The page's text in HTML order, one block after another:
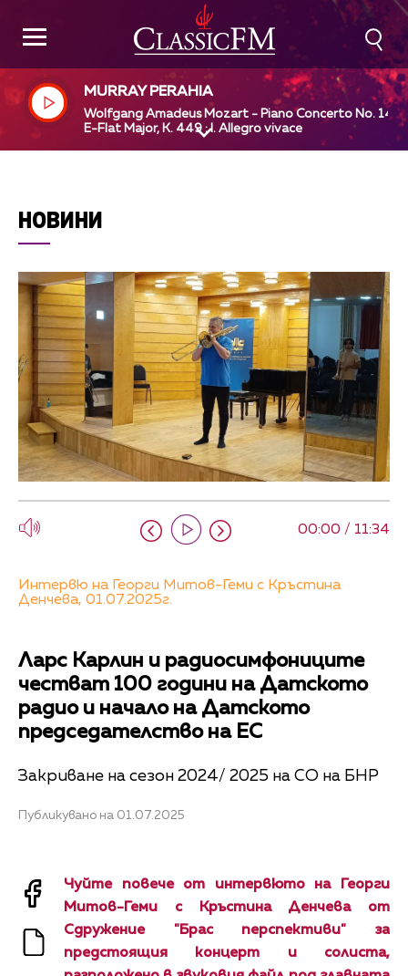
MURRAY PERAHIA
Wolfgang Amadeus Mozart - Piano Concerto No. 14 in
E-Flat Major, K. 449 : I. Allegro vivace
НОВИНИ
00:00 / 11:34
Интервю на Георги Митов-Геми с Кръстина
Денчева, 01.07.2025г.
Ларс Карлин и радиосимфониците
честват 100 години на Датското
радио и начало на Датското
председателство на ЕС
Закриване на сезон 2024/ 2025 на СО на БНР
Публикувано на 01.07.2025
Чуйте повече от интервюто на Георги
Митов-Геми с Кръстина Денчева от
Сдружение "Брас перспективи" за
предстоящия концерт и солиста,